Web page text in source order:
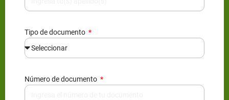
Tipo de documento
Número de documento